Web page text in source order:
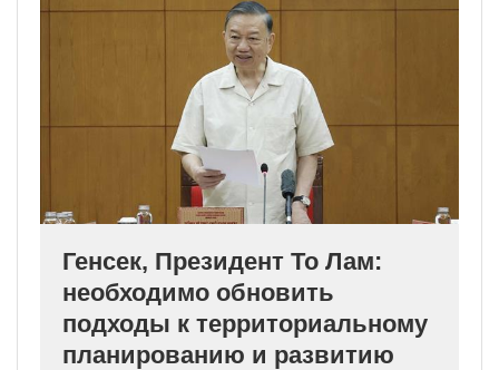
Генсек, Президент То Лам:
необходимо обновить
подходы к территориальному
планированию и развитию